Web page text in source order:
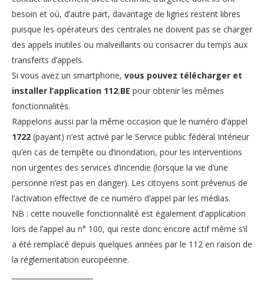
besoin et où, d’autre part, davantage de lignes restent libres
puisque les opérateurs des centrales ne doivent pas se charger
des appels inutiles ou malveillants ou consacrer du temps aux
transferts d’appels.
Si vous avez un smartphone, vous pouvez télécharger et
installer l’application 112.BE pour obtenir les mêmes
fonctionnalités.
Rappelons aussi par la même occasion que le numéro d’appel
1722 (payant) n’est activé par le Service public fédéral Intérieur
qu’en cas de tempête ou d’inondation, pour les interventions
non urgentes des services d’incendie (lorsque la vie d’une
personne n’est pas en danger). Les citoyens sont prévenus de
l’activation effective de ce numéro d’appel par les médias.
NB : cette nouvelle fonctionnalité est également d’application
lors de l’appel au n° 100, qui reste donc encore actif même s’il
a été remplacé depuis quelques années par le 112 en raison de
la réglementation européenne.